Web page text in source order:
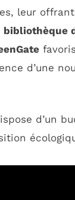
leur
bibliothèque
d’une
d’un